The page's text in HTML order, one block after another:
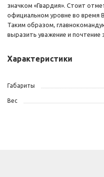
значком «Гвардия». Стоит
официальном уровне во время
Таким образом,
выразить уважение и почтение
Характеристики
Габариты
Вес